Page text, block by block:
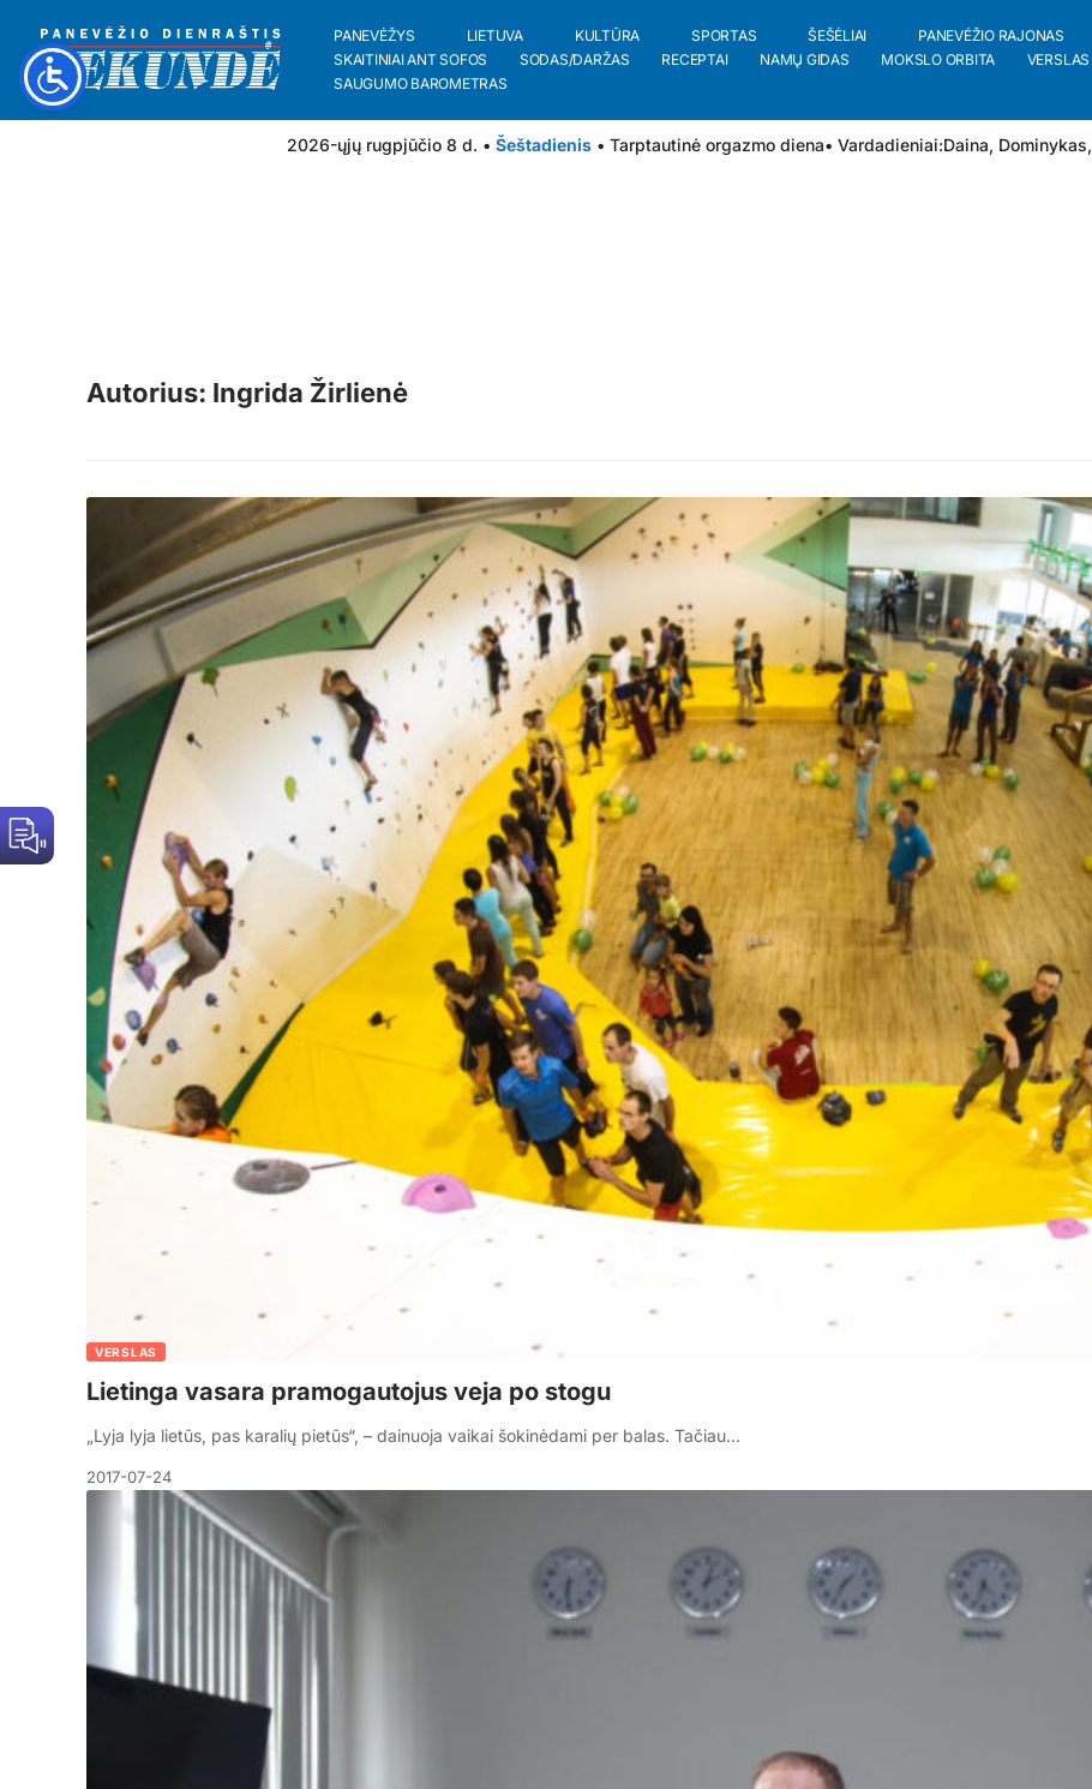
PANEVĖŽYS LIETUVA KULTŪRA SPORTAS ŠEŠĖLIAI PANEVĖŽIO RAJONAS
SKAITINIAI ANT SOFOS
SODAS/DARŽAS RECEPTAI NAMŲ GIDAS MOKSLO ORBITA VERSLAS
SAUGUMO BAROMETRAS
2026-ųjų rugpjūčio 8 d. • Šeštadienis • Tarptautinė orgazmo diena• Vardadieniai:Daina, Dominykas,
Autorius: Ingrida Žirlienė
VERSLAS
Lietinga vasara pramogautojus veja po stogu
„Lyja lyja lietūs, pas karalių pietūs“, – dainuoja vaikai šokinėdami per balas. Tačiau…
2017-07-24